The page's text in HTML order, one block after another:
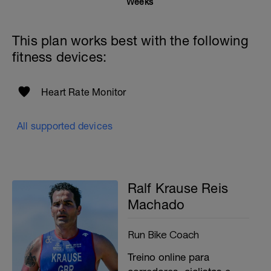
This plan works best with the following
fitness devices:
Heart Rate Monitor
All supported devices
Ralf Krause Reis
Machado
Run Bike Coach
Treino online para